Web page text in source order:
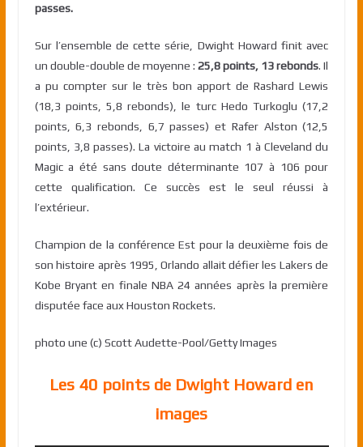
passes.
Sur l’ensemble de cette série, Dwight Howard finit avec
un double-double de moyenne :25,8 points, 13 rebonds. Il
a pu compter sur le très bon apport de Rashard Lewis
(18,3 points, 5,8 rebonds), le turc Hedo Turkoglu (17,2
points, 6,3 rebonds, 6,7 passes) et Rafer Alston (12,5
points, 3,8 passes). La victoire au match 1 à Cleveland du
Magic a été sans doute déterminante 107 à 106 pour
cette qualification. Ce succès est le seul réussi à
l’extérieur.
Champion de la conférence Est pour la deuxième fois de
son histoire après 1995, Orlando allait défier les Lakers de
Kobe Bryant en finale NBA 24 années après la première
disputée face aux Houston Rockets.
photo une (c) Scott Audette-Pool/Getty Images
Les 40 points de Dwight Howard en
images